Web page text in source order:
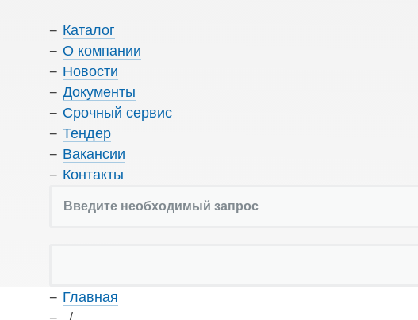
Каталог
О компании
Новости
Документы
Срочный сервис
Тендер
Вакансии
Контакты
Главная